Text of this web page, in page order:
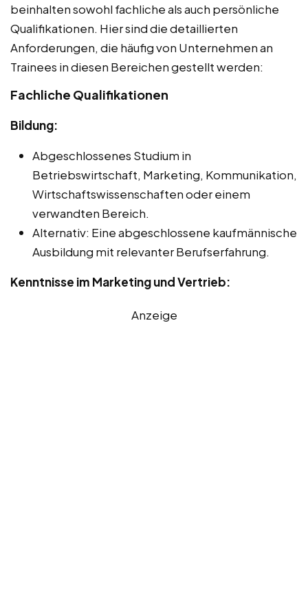
beinhalten sowohl fachliche als auch persönliche
Qualifikationen. Hier sind die detaillierten
Anforderungen, die häufig von Unternehmen an
Trainees in diesen Bereichen gestellt werden:
Fachliche Qualifikationen
Bildung:
Abgeschlossenes Studium in
Betriebswirtschaft, Marketing, Kommunikation,
Wirtschaftswissenschaften oder einem
verwandten Bereich.
Alternativ: Eine abgeschlossene kaufmännische
Ausbildung mit relevanter Berufserfahrung.
Kenntnisse im Marketing und Vertrieb:
Anzeige